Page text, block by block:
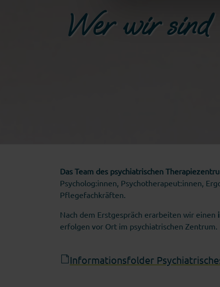
Wer wir sind
Das Team des psychiatrischen
Psycholog:innen, Psychotherapeut:innen,
Pflegefachkräften.
Nach dem Erstgespräch erarbeiten wir einen
erfolgen vor Ort im psychiatrischen Zentrum.
Informationsfolder